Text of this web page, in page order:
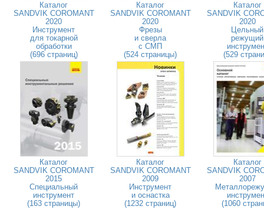
Каталог
SANDVIK COROMANT
2020
Инструмент
для токарной
обработки
(696 страниц)
Каталог
SANDVIK COROMANT
2020
Фрезы
и сверла
с СМП
(524 страницы)
Каталог
SANDVIK
2020
Цельный
режущий
(529
Каталог
SANDVIK COROMANT
2015
Специальный
инструмент
(163 страницы)
Каталог
SANDVIK COROMANT
2009
Инструмент
и оснастка
(1232 страниц)
Каталог
SANDVIK
2007
(1060